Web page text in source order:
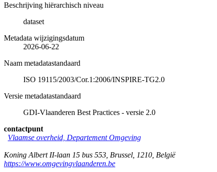
Beschrijving hiërarchisch niveau
dataset
Metadata wijzigingsdatum
2026-06-22
Naam metadatastandaard
ISO 19115/2003/Cor.1:2006/INSPIRE-TG2.0
Versie metadatastandaard
GDI-Vlaanderen Best Practices - versie 2.0
contactpunt
Vlaamse overheid, Departement Omgeving
Koning Albert II-laan 15 bus 553 Brussel 1210 België
https://www.omgevingvlaanderen.be